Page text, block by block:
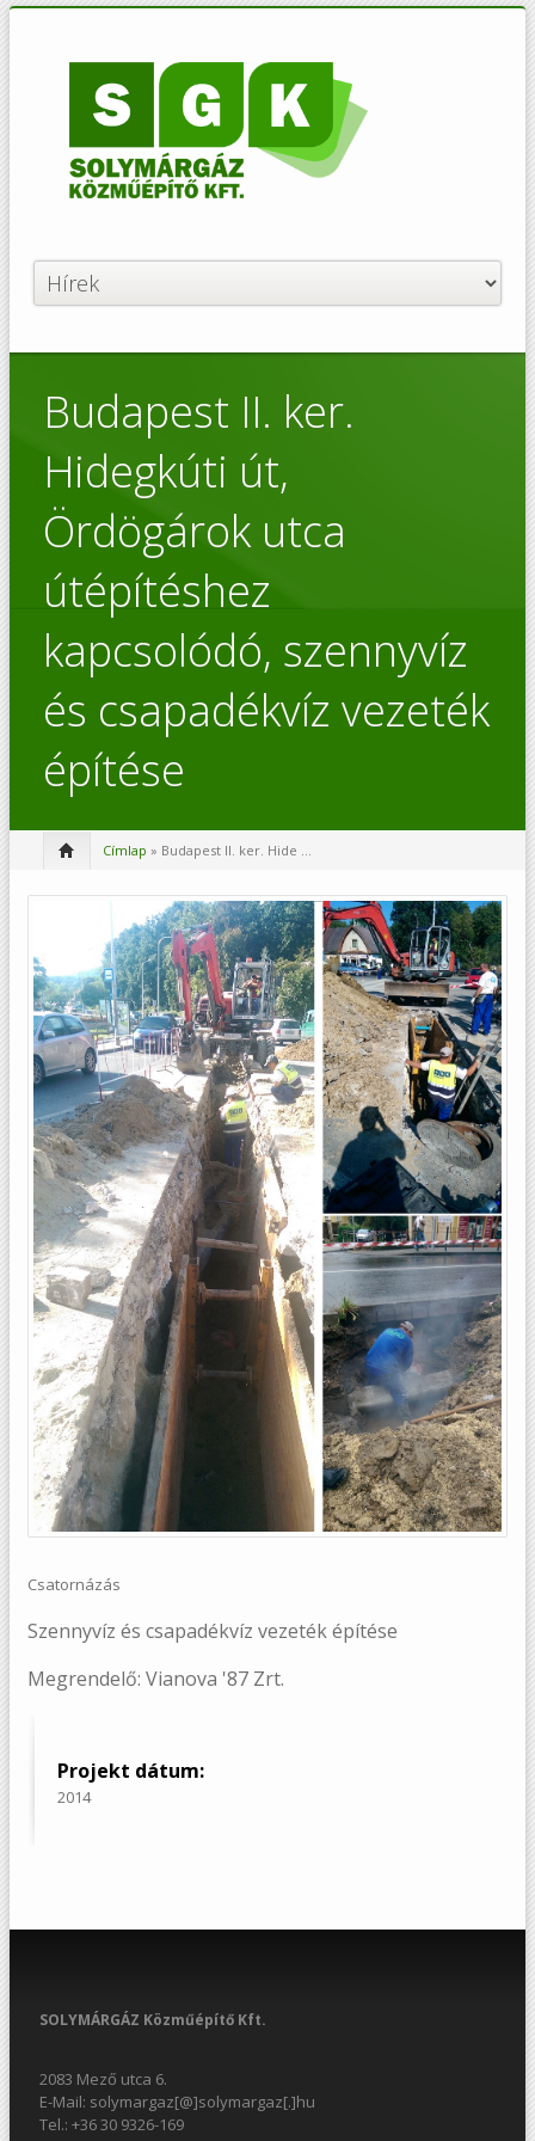
Budapest II. ker.
Hidegkúti út,
Ördögárok utca
útépítéshez
kapcsolódó, szennyvíz
és csapadékvíz vezeték
építése
Címlap » Budapest II. ker. Hide ...
Csatornázás
Szennyvíz és csapadékvíz vezeték építése
Megrendelő: Vianova '87 Zrt.
Projekt dátum:
2014
SOLYMÁRGÁZ Közműépítő Kft.
2083 Mező utca 6.
E-Mail: solymargaz[@]solymargaz[.]hu
Tel.: +36 30 9326-169